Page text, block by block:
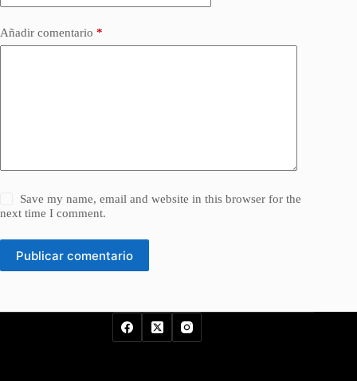
Añadir comentario *
Save my name, email and website in this browser for the
next time I comment.
Publicar comentario